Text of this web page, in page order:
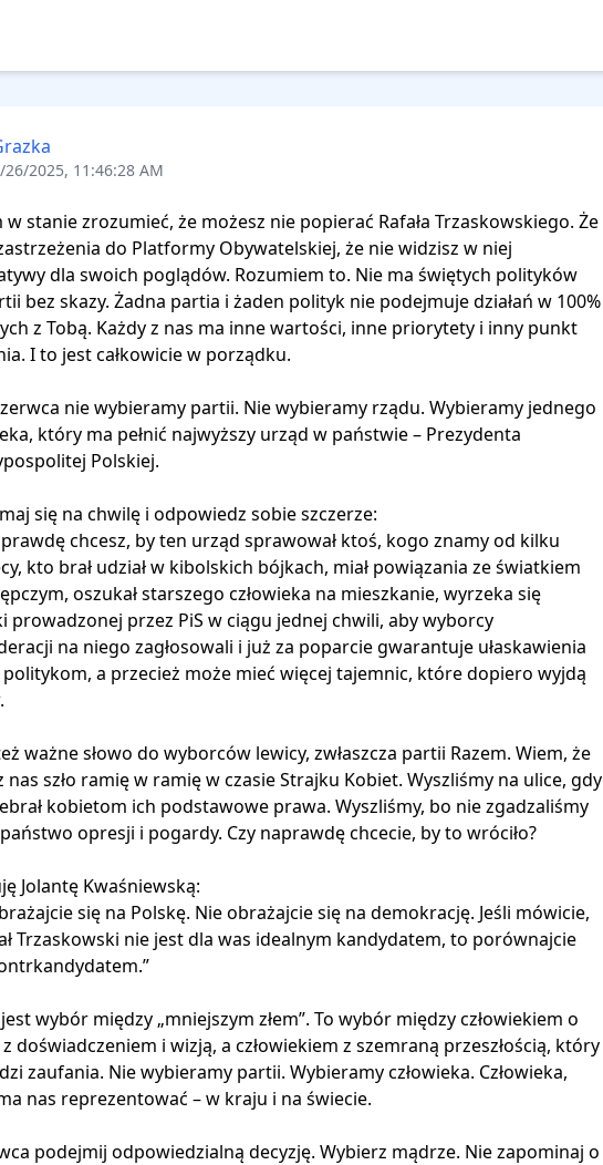
26/2025, 11:46:28 AM
w stanie zrozumieć, że możesz nie popierać Rafała Trzaskowskiego. Że
do Platformy Obywatelskiej, że nie widzisz w niej
dla swoich poglądów. Rozumiem to. Nie ma świętych polityków
bez skazy. Żadna partia i żaden polityk nie podejmuje działań w 100%
z Tobą. Każdy z nas ma inne wartości, inne priorytety i inny punkt
I to jest całkowicie w porządku.
nie wybieramy partii. Nie wybieramy rządu. Wybieramy jednego
który ma pełnić najwyższy urząd w państwie – Prezydenta
Polskiej.
się na chwilę i odpowiedz sobie szczerze:
chcesz, by ten urząd sprawował ktoś, kogo znamy od kilku
kto brał udział w kibolskich bójkach, miał powiązania ze światkiem
oszukał starszego człowieka na mieszkanie, wyrzeka się
prowadzonej przez PiS w ciągu jednej chwili, aby wyborcy
na niego zagłosowali i już za poparcie gwarantuje ułaskawienia
a przecież może mieć więcej tajemnic, które dopiero wyjdą
ważne słowo do wyborców lewicy, zwłaszcza partii Razem. Wiem, że
nas szło ramię w ramię w czasie Strajku Kobiet. Wyszliśmy na ulice, gdy
kobietom ich podstawowe prawa. Wyszliśmy, bo nie zgadzaliśmy
opresji i pogardy. Czy naprawdę chcecie, by to wróciło?
Jolantę Kwaśniewską:
się na Polskę. Nie obrażajcie się na demokrację. Jeśli mówicie,
Trzaskowski nie jest dla was idealnym kandydatem, to porównajcie
wybór między „mniejszym złem”. To wybór między człowiekiem o
doświadczeniem i wizją, a człowiekiem z szemraną przeszłością, który
zaufania. Nie wybieramy partii. Wybieramy człowieka. Człowieka,
nas reprezentować – w kraju i na świecie.
podejmij odpowiedzialną decyzję. Wybierz mądrze. Nie zapominaj o